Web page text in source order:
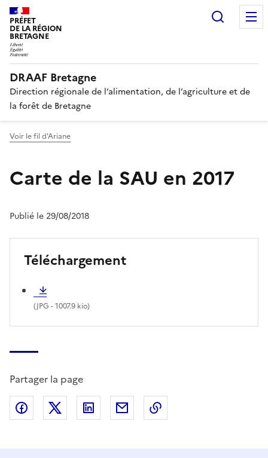
PRÉFET
DE LA RÉGION
BRETAGNE
DRAAF Bretagne
Direction régionale de l’alimentation, de l’agriculture et de
la forêt de Bretagne
Voir le fil d'Ariane
Carte de la SAU en 2017
Publié le 29/08/2018
Téléchargement
(JPG - 1007.9 kio)
Partager la page
Partager sur Facebook
Partager sur X (anciennement Twitter)
Partager sur LinkedIn
Partager par email